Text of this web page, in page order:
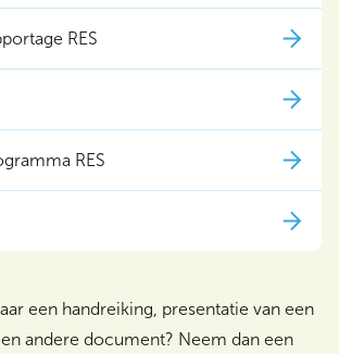
RES
RES
een handreiking, presentatie van een
andere document? Neem dan een